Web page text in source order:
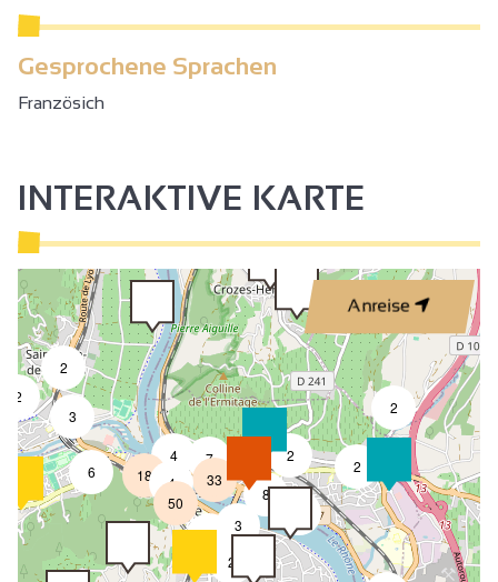
Gesprochene Sprachen
Französich
INTERAKTIVE KARTE
Anreise
2
2
2
2
2
8
2
3
6
4
4
18
7
2
3
50
33